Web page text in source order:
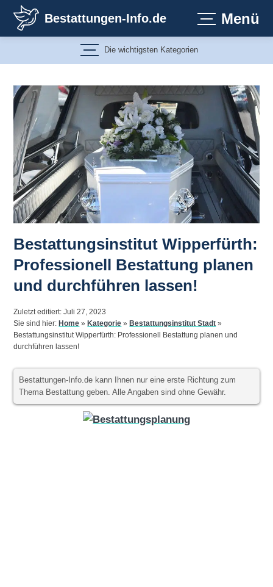
Inhalt
springen
Bestattungen-Info.de Menü
Die wichtigsten Kategorien
Bestattungsinstitut Wipperfürth:
Professionell Bestattung planen
und durchführen lassen!
Zuletzt editiert: Juli 27, 2023
Sie sind hier: Home » Kategorie » Bestattungsinstitut Stadt »
Bestattungsinstitut Wipperfürth: Professionell Bestattung planen und
durchführen lassen!
Bestattungen-Info.de kann Ihnen nur eine erste Richtung zum
Thema Bestattung geben. Alle Angaben sind ohne Gewähr.